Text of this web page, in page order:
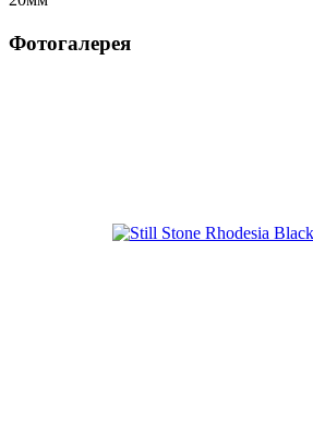
Фотогалерея